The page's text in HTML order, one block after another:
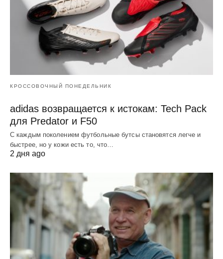
КРОССОВОЧНЫЙ ПОНЕДЕЛЬНИК
adidas возвращается к истокам: Tech Pack
для Predator и F50
С каждым поколением футбольные бутсы становятся легче и
быстрее, но у кожи есть то, что…
2 дня ago